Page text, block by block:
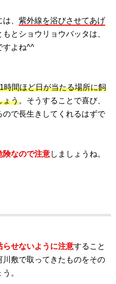
、 紫外線を浴びさせてあげ
とショウリョウバッタは、
すよね^^
時間ほど日が当たる場所に飼
ょう。そうすることで喜び、
で長生きしてくれるはずで
険なので注意しましょうね。
らせないように注意すること
敷で取ってきたものをその
。